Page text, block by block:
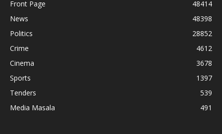
Front Page
48414
News
48398
Politics
28852
Crime
4612
Cinema
3678
Sports
1397
Tenders
539
Media Masala
491